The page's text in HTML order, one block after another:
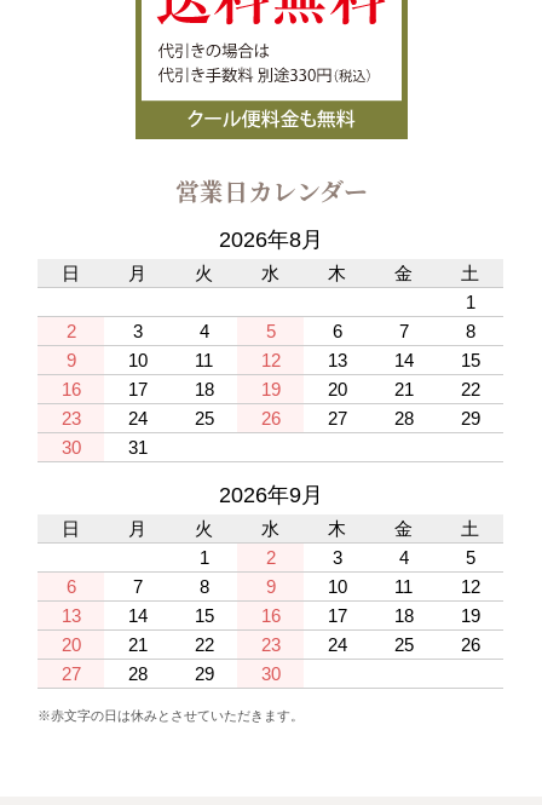
営業日カレンダー
2026年8月
日 月 火 水 木 金
土
1
2
3 4 5 6 7
8
9
10 11 12 13 14
15
16
17 18 19 20 21
22
23
24 25 26 27 28
29
30
31
2026年9月
日 月 火 水 木 金
土
1
2 3 4
5
6
7 8 9 10 11
12
13
14 15 16 17 18
19
20
21 22 23 24 25
26
27
28 29 30
※赤文字の日は休みとさせていただきます。